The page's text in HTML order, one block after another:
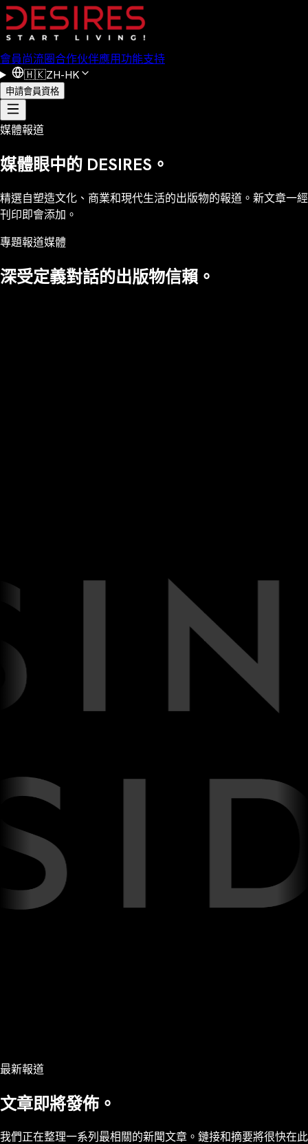
會員尚流圈合作伙伴應用功能支持
🇭🇰ZH-HK
申請會員資格
媒體報道
媒體眼中的 DESIRES。
精選自塑造文化、商業和現代生活的出版物的報道。新文章一經
刊印即會添加。
專題報道媒體
深受定義對話的出版物信賴。
最新報道
文章即將發佈。
我們正在整理一系列最相關的新聞文章。鏈接和摘要將很快在此